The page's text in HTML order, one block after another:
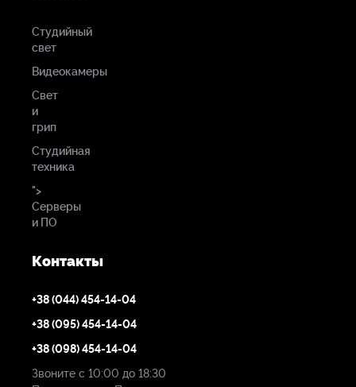
Студийный
свет
Видеокамеры
Свет
и
грип
Студийная
техника
">
Серверы
и ПО
Контакты
+38 (044) 454-14-04
+38 (095) 454-14-04
+38 (098) 454-14-04
Звоните с 10:00 до 18:30